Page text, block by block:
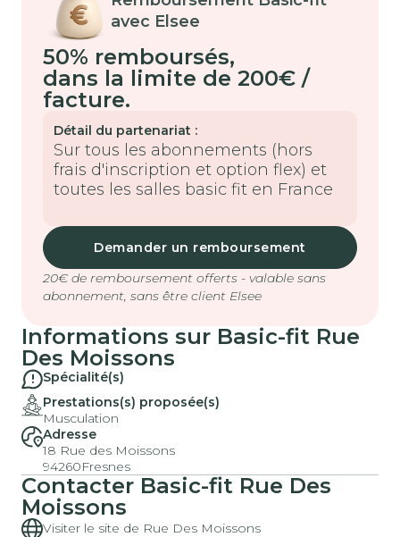
avec Elsee
50% remboursés,
dans la limite de 200€ /
facture.
Détail du partenariat :
Sur tous les abonnements (hors
frais d'inscription et option flex) et
toutes les salles basic fit en France
Demander un remboursement
20€ de remboursement offerts - valable sans
abonnement, sans être client Elsee
Informations sur Basic-fit Rue
Des Moissons
Spécialité(s)
Prestations(s) proposée(s)
Musculation
Adresse
18 Rue des Moissons
94260Fresnes
Contacter Basic-fit Rue Des
Moissons
Visiter le site de Rue Des Moissons